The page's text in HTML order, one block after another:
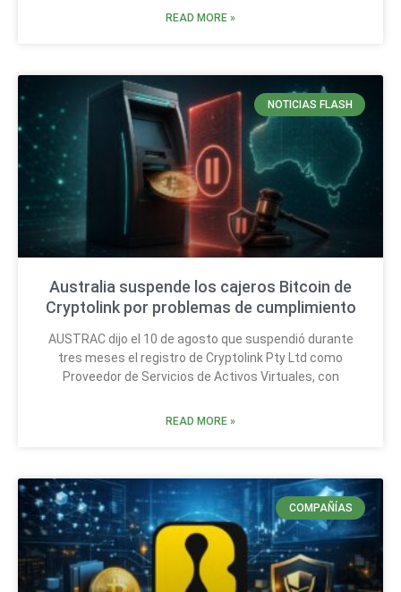
READ MORE »
NOTICIAS FLASH
Australia suspende los cajeros Bitcoin de
Cryptolink por problemas de cumplimiento
AUSTRAC dijo el 10 de agosto que suspendió durante
tres meses el registro de Cryptolink Pty Ltd como
Proveedor de Servicios de Activos Virtuales, con
READ MORE »
COMPAÑÍAS